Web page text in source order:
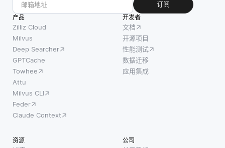
订阅
产品
Zilliz Cloud
Milvus
Deep Searcher
GPTCache
Towhee
Attu
Milvus CLI
Feder
Claude Context
开发者
文档
开源项目
性能测试
数据迁移
应用集成
资源 公司